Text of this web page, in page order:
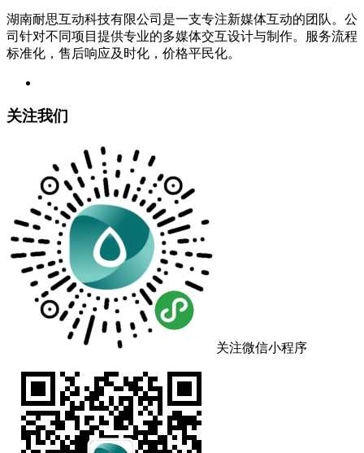
湖南耐思互动科技有限公司是一支专注新媒体互动的团队。公
司针对不同项目提供专业的多媒体交互设计与制作。服务流程
标准化，售后响应及时化，价格平民化。
关注我们
关注微信小程序